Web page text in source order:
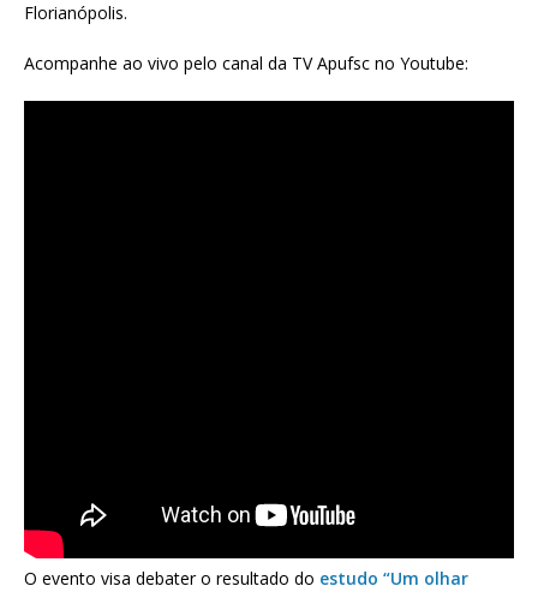
Florianópolis.
Acompanhe ao vivo pelo canal da TV Apufsc no Youtube:
O evento visa debater o resultado do estudo “Um olhar